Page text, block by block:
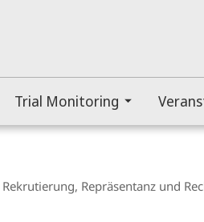
Trial Monitoring
Repräsentanz und